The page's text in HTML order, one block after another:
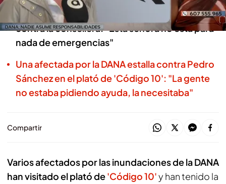
Los invitados de 'Código 10' han cargado
contra la consellera: "Esta señora no está para
nada de emergencias"
Una afectada por la DANA estalla contra Pedro
Sánchez en el plató de 'Código 10': "La gente
no estaba pidiendo ayuda, la necesitaba"
Compartir
Varios afectados por las inundaciones de la DANA
han visitado el plató de'Código 10'y han tenido la